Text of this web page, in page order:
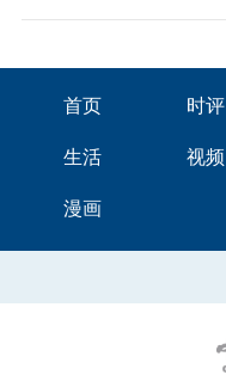
首页 时评
生活 视频
漫画